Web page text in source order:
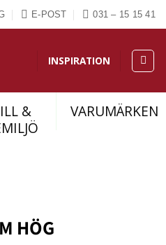
E-POST 031 – 15 15 41
INSPIRATION
&
VARUMÄRKEN
HÖG